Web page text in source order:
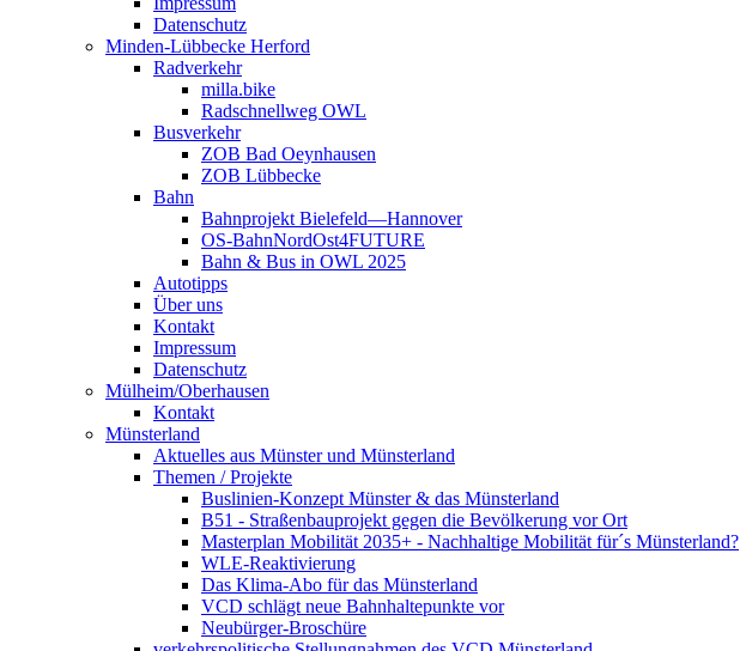
Datenschutz
Minden-Lübbecke Herford
Radverkehr
milla.bike
Radschnellweg OWL
Busverkehr
ZOB Bad Oeynhausen
ZOB Lübbecke
Bahn
Bahnprojekt Bielefeld—Hannover
OS-BahnNordOst4FUTURE
Bahn & Bus in OWL 2025
Autotipps
Über uns
Kontakt
Impressum
Datenschutz
Mülheim/Oberhausen
Kontakt
Münsterland
Aktuelles aus Münster und Münsterland
Themen / Projekte
Buslinien-Konzept Münster & das Münsterland
B51 - Straßenbauprojekt gegen die Bevölkerung vor Ort
Masterplan Mobilität 2035+ - Nachhaltige Mobilität für´s Münsterland?
WLE-Reaktivierung
Das Klima-Abo für das Münsterland
VCD schlägt neue Bahnhaltepunkte vor
Neubürger-Broschüre